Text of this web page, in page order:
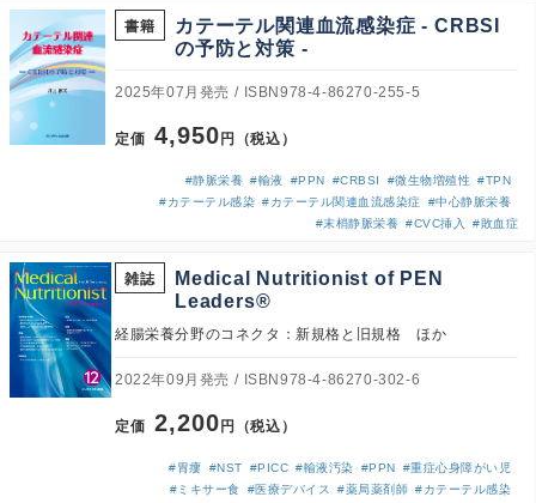
書籍
カテーテル関連血流感染症 - CRBSI
の予防と対策 -
2025年07月発売 ISBN978-4-86270-255-5
定価 4,950 円（税込）
#静脈栄養 #輸液 #PPN #CRBSI #微生物増殖性 #TPN
#カテーテル感染 #カテーテル関連血流感染症
#中心静脈栄養
#末梢静脈栄養 #CVC挿入 #敗血症
雑誌
Medical Nutritionist of PEN
Leaders®
経腸栄養分野のコネクタ：新規格と旧規格 ほか
2022年09月発売 ISBN978-4-86270-302-6
定価 2,200 円（税込）
#胃瘻 #NST #PICC #輸液汚染 #PPN
#重症心身障がい児
#ミキサー食
#医療デバイス #薬局薬剤師 #カテーテル感染